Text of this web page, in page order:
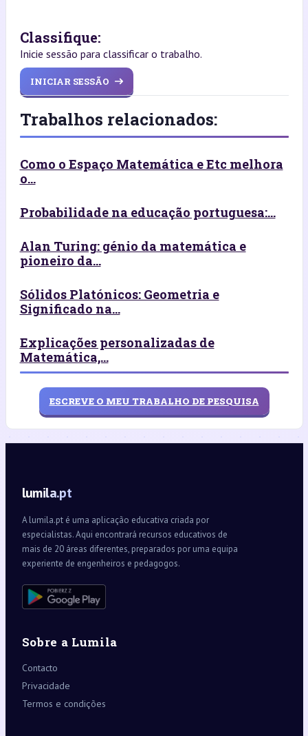
Classifique:
Inicie sessão para classificar o trabalho.
INICIAR SESSÃO
Trabalhos relacionados:
Como o Espaço Matemática e Etc melhora
o...
Probabilidade na educação portuguesa:...
Alan Turing: génio da matemática e
pioneiro da...
Sólidos Platónicos: Geometria e
Significado na...
Explicações personalizadas de
Matemática,...
ESCREVE O MEU TRABALHO DE PESQUISA
lumila.pt
A lumila.pt é uma aplicação educativa criada por
especialistas. Aqui encontrará recursos educativos de
mais de 20 áreas diferentes, preparados por uma equipa
experiente de engenheiros e pedagogos.
Sobre a Lumila
Contacto
Privacidade
Termos e condições